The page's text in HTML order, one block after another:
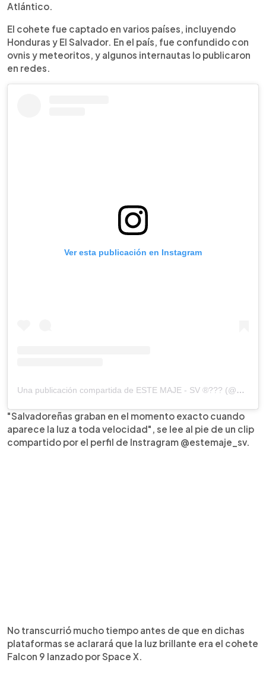
Atlántico.
El cohete fue captado en varios países, incluyendo
Honduras y El Salvador. En el país, fue confundido con
ovnis y meteoritos, y algunos internautas lo publicaron
en redes.
Ver esta publicación en Instagram
Una publicación compartida de ESTE MAJE - SV ®??? (@estemaje_sv)
"Salvadoreñas graban en el momento exacto cuando
aparece la luz a toda velocidad", se lee al pie de un clip
compartido por el perfil de Instragram @estemaje_sv.
No transcurrió mucho tiempo antes de que en dichas
plataformas se aclarará que la luz brillante era el cohete
Falcon 9 lanzado por Space X.